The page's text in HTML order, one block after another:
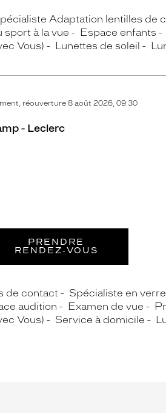
Adaptation lentilles de
sport à la vue Espace enfants
Vous) Lunettes de soleil
réouverture 8 août 2026, 09:30
- Leclerc
PRENDRE
RENDEZ‑VOUS
de contact Spécialiste en
audition Examen de vue
Vous) Service à domicile